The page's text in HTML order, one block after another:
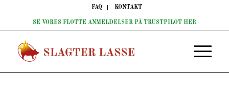
FAQ KONTAKT
SE VORES FLOTTE ANMELDELSER PÅ TRUSTPILOT HER